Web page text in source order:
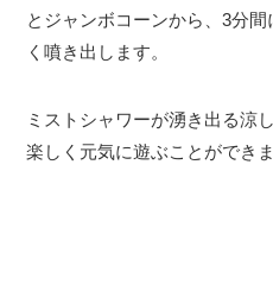
とジャンボコーンから、3分
く噴き出します。
ミストシャワーが湧き出る涼
楽しく元気に遊ぶことができま